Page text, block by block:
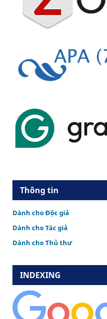
Thông tin
Dành cho Độc giả
Dành cho Tác giả
Dành cho Thủ thư
INDEXING